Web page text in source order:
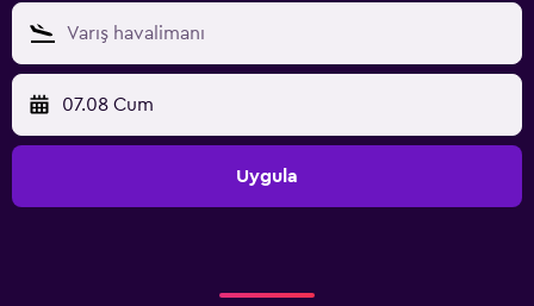
07.08 Cum
Uygula